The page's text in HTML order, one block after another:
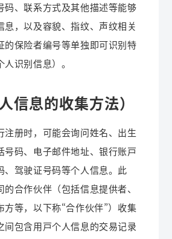
码、联系方式及其他描述等能够
息，以及容貌、指纹、声纹相关
的保险者编号等单独即可识别特
识别信息）。
信息的收集方法）
注册时，可能会询问姓名、出生
号码、电子邮件地址、银行账户
、驾驶证号码等个人信息。此
合作伙伴（包括信息提供者、
方等，以下称“合作伙伴”）收集
间包含用户个人信息的交易记录